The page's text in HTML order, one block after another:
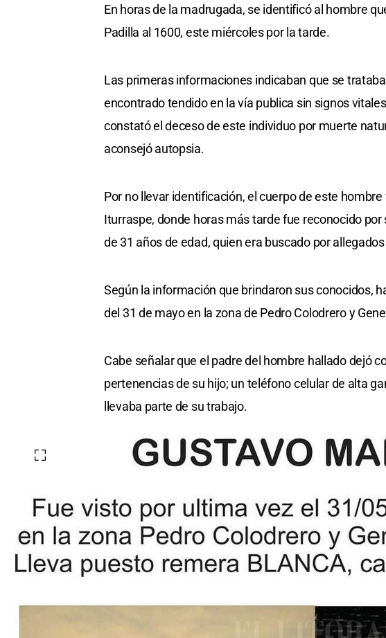
En horas de la madrugada, se identificó al hombre
Padilla al 1600, este miércoles por la tarde.
Las primeras informaciones indicaban que se
encontrado tendido en la vía publica sin signos
constató el deceso de este individuo por muerte
aconsejó autopsia.
Por no llevar identificación, el cuerpo de este
Iturraspe, donde horas más tarde fue reconocido
de 31 años de edad, quien era buscado por
Según la información que brindaron sus conocidos,
del 31 de mayo en la zona de Pedro Colodrero y
Cabe señalar que el padre del hombre hallado dejó
pertenencias de su hijo; un teléfono celular de alta
llevaba parte de su trabajo.